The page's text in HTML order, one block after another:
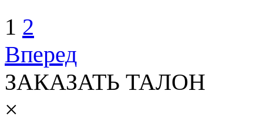
1 2
Вперед
ЗАКАЗАТЬ ТАЛОН
×